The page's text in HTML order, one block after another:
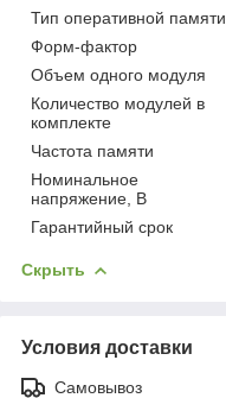
Тип оперативной памяти
Форм-фактор
Объем одного модуля
Количество модулей в
комплекте
Частота памяти
Номинальное
напряжение, В
Гарантийный срок
Скрыть
Условия доставки
Самовывоз